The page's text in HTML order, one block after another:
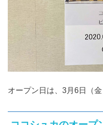
オープン日は、3月6日（